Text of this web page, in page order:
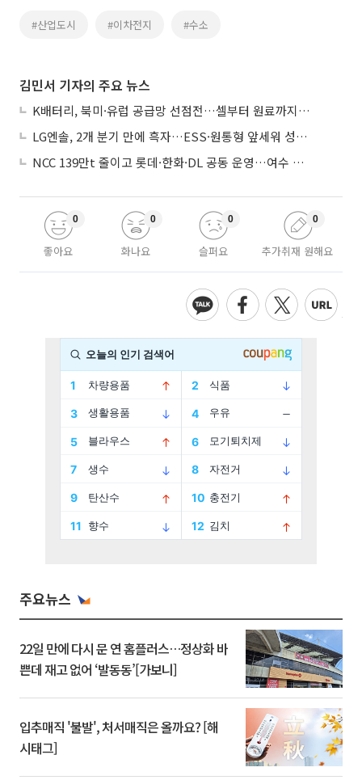
#산업도시 #이차전지 #수소
김민서 기자의 주요 뉴스
K배터리, 북미·유럽 공급망 선점전…셀부터 원료까지 현지화
LG엔솔, 2개 분기 만에 흑자…ESS·원통형 앞세워 성장 가속
NCC 139만t 줄이고 롯데·한화·DL 공동 운영…여수 1호 본궤도
좋아요
0
화나요
0
슬퍼요
0
추가취재 원해요
0
주요뉴스
22일 만에 다시 문 연 홈플러스…정상화 바
쁜데 재고 없어 ‘발동동’[가보니]
입추매직 '불발', 처서매직은 올까요? [해
시태그]